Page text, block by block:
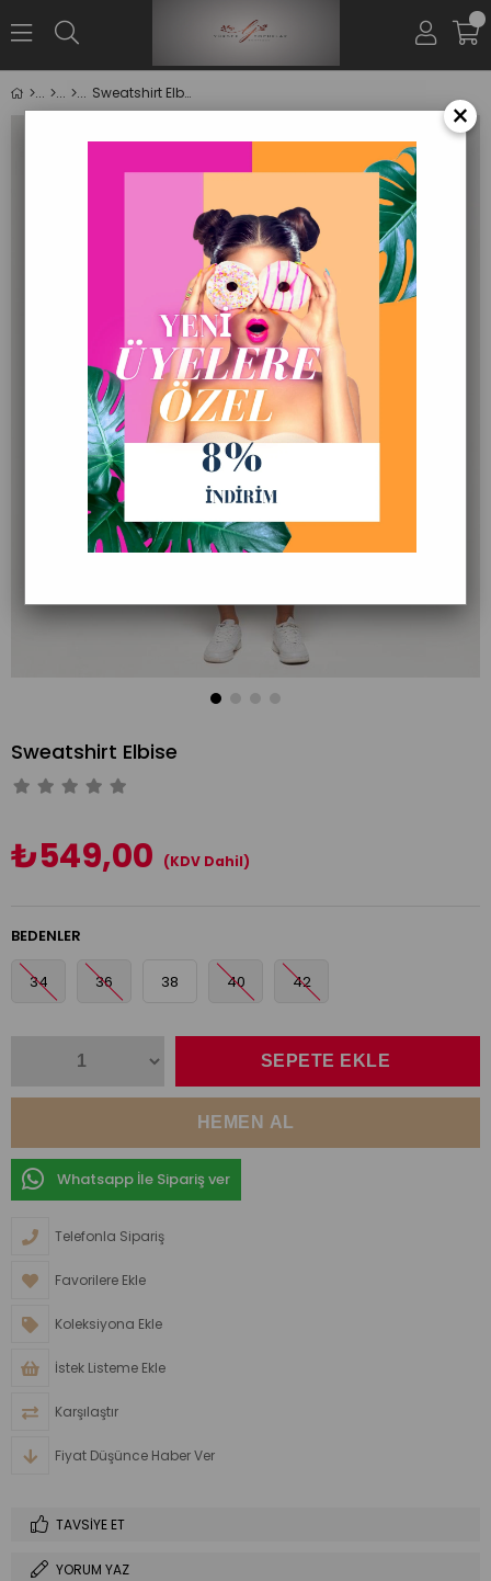
Sweatshirt Elbise
Sweatshirt Elbise
₺549,00 (KDV Dahil)
BEDENLER
34 36 38 40 42
Whatsapp İle Sipariş ver
Telefonla Sipariş
Favorilere Ekle
Koleksiyona Ekle
İstek Listeme Ekle
Karşılaştır
Fiyat Düşünce Haber Ver
TAVSIYE ET
YORUM YAZ
×